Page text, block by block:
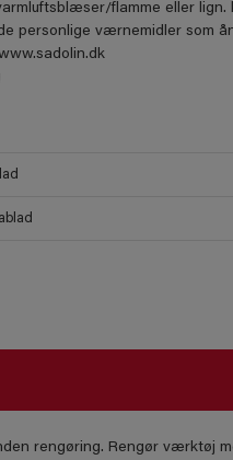
flamme eller
personlige værnemidler som
rengøring. Rengør værktøj